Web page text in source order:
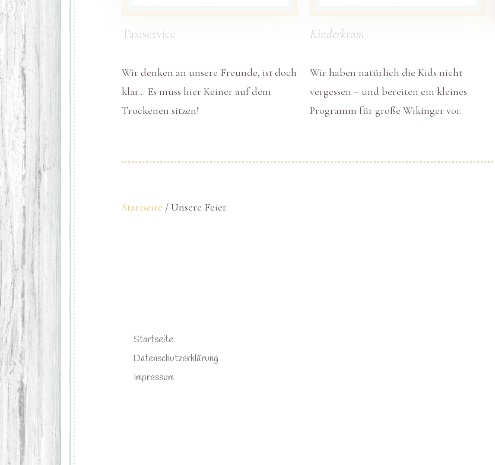
Taxiservice
Wir denken an unsere Freunde, ist doch
klar… Es muss hier Keiner auf dem
Trockenen sitzen!
Kinderkram
Wir haben natürlich die Kids nicht
vergessen – und bereiten ein kleines
Programm für große Wikinger vor.
Startseite / Unsere Feier
Startseite
Datenschutzerklärung
Impressum